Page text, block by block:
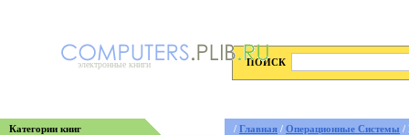
электронные книги ПОИСК
Категории книг / Главная / Операционные Системы /